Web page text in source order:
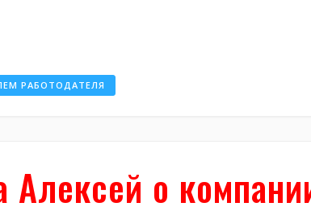
РАБОТОДАТЕЛЯ
Алексей о